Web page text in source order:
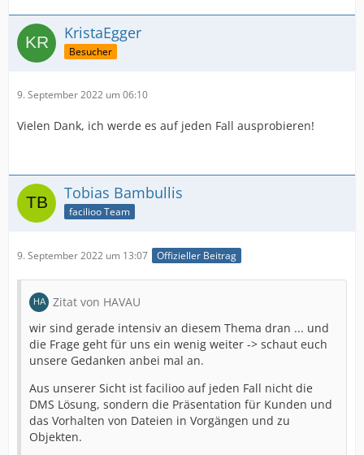
KristaEgger
Besucher
9. September 2022 um 06:10
Vielen Dank, ich werde es auf jeden Fall ausprobieren!
Tobias Bambullis
facilioo Team
9. September 2022 um 13:07 Offizieller Beitrag
Zitat von HAVAU
wir sind gerade intensiv an diesem Thema dran ... und
die Frage geht für uns ein wenig weiter -> schaut euch
unsere Gedanken anbei mal an.
Aus unserer Sicht ist facilioo auf jeden Fall nicht die
DMS Lösung, sondern die Präsentation für Kunden und
das Vorhalten von Dateien in Vorgängen und zu
Objekten.